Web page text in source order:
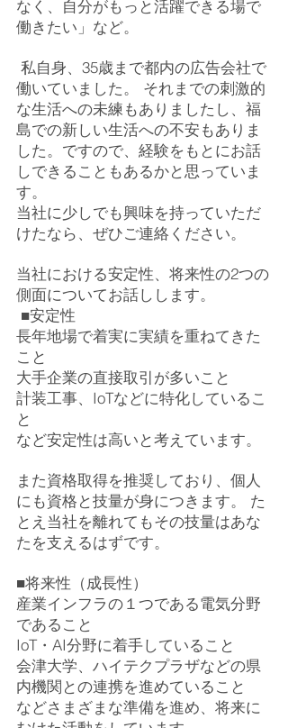
なく、自分がもっと活躍できる場で
働きたい」など。
働いていました。 それまでの刺激的
な生活への未練もありましたし、福
島での新しい生活への不安もありま
した。ですので、経験をもとにお話
しできることもあるかと思っていま
す。
当社に少しでも興味を持っていただ
けたなら、ぜひご連絡ください。
当社における安定性、将来性の2つの
側面についてお話しします。
■安定性
長年地場で着実に実績を重ねてきた
こと
大手企業の直接取引が多いこと
計装工事、IoTなどに特化しているこ
と
など安定性は高いと考えています。
また資格取得を推奨しており、個人
にも資格と技量が身につきます。 た
とえ当社を離れてもその技量はあな
たを支えるはずです。
■将来性（成長性）
産業インフラの１つである電気分野
であること
IoT・AI分野に着手していること
会津大学、ハイテクプラザなどの県
内機関との連携を進めていること
などさまざまな準備を進め、将来に